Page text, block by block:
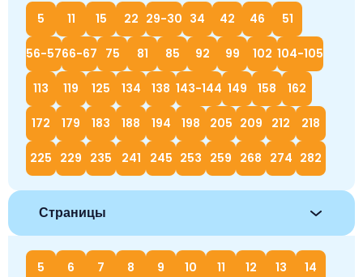
5 11 15 22 29-30 34 42 46 51
56-5766-67 75 81 85 92 99 102 104-105
113 119 125 134 138 143-144 149 158 162
172 179 183 188 194 198 205 209 212 218
225 229 235 241 245 253 259 268 274 282
Страницы
5 6 7 8 9 10 11 12 13 14